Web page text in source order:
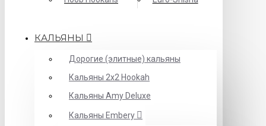
КАЛЬЯНЫ
Дорогие (элитные) кальяны
Кальяны 2х2 Hookah
Кальяны Amy Deluxe
Кальяны Embery